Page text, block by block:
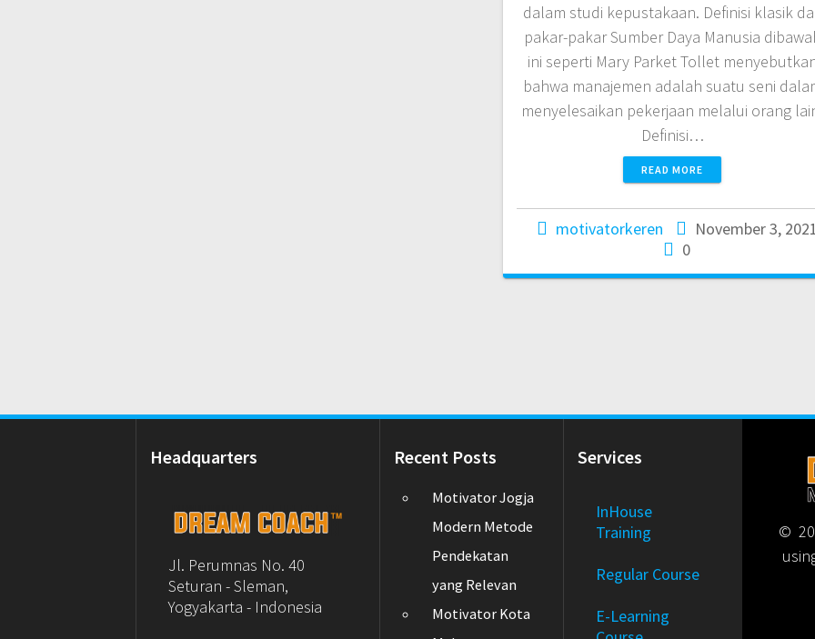
dalam studi kepustakaan. Definisi klasik
pakar-pakar Sumber Daya Manusia
ini seperti Mary Parket Tollet
bahwa manajemen adalah suatu seni
menyelesaikan pekerjaan melalui orang
Definisi…
READ MORE
motivatorkeren
November 3, 2021
0
Headquarters
Jl. Perumnas No. 40
Seturan - Sleman,
Yogyakarta - Indonesia
Recent Posts
Motivator Jogja
Modern Metode
Pendekatan
yang Relevan
Motivator Kota
Services
InHouse
Training
Regular Course
E-Learning
©